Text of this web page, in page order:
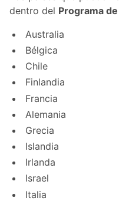
dentro del Programa
Australia
Bélgica
Chile
Finlandia
Francia
Alemania
Grecia
Islandia
Irlanda
Israel
Italia